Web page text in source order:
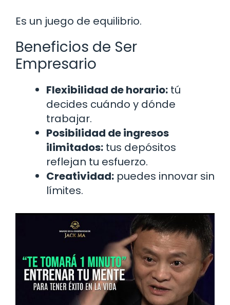
Es un juego de equilibrio.
Beneficios de Ser
Empresario
Flexibilidad de horario: tú
decides cuándo y dónde
trabajar.
Posibilidad de ingresos
ilimitados: tus depósitos
reflejan tu esfuerzo.
Creatividad: puedes innovar sin
límites.